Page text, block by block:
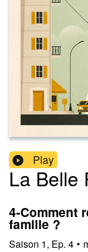
Play
La Belle
4-Comment
famille ?
Saison 1, Ep. 4 •